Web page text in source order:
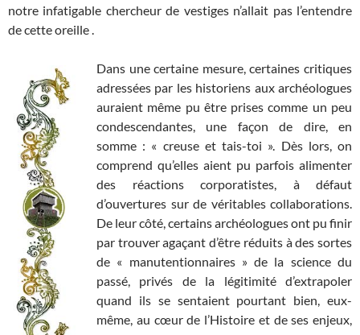
notre infatigable chercheur de vestiges n’allait pas l’entendre
de cette oreille .
Dans une certaine mesure, certaines critiques
adressées par les historiens aux archéologues
auraient même pu être prises comme un peu
condescendantes, une façon de dire, en
somme : « creuse et tais-toi ». Dès lors, on
comprend qu’elles aient pu parfois alimenter
des réactions corporatistes, à défaut
d’ouvertures sur de véritables collaborations.
De leur côté, certains archéologues ont pu finir
par trouver agaçant d’être réduits à des sortes
de « manutentionnaires » de la science du
passé, privés de la légitimité d’extrapoler
quand ils se sentaient pourtant bien, eux-
même, au cœur de l’Histoire et de ses enjeux,